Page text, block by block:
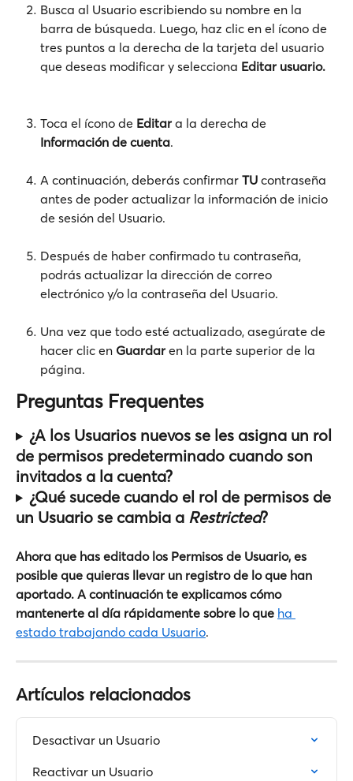
Busca al Usuario escribiendo su nombre en la
barra de búsqueda. Luego, haz clic en el ícono de
tres puntos a la derecha de la tarjeta del usuario
que deseas modificar y selecciona Editar usuario.
Toca el ícono de Editar a la derecha de
Información de cuenta.
A continuación, deberás confirmar TU contraseña
antes de poder actualizar la información de inicio
de sesión del Usuario.
Después de haber confirmado tu contraseña,
podrás actualizar la dirección de correo
electrónico y/o la contraseña del Usuario.
Una vez que todo esté actualizado, asegúrate de
hacer clic en Guardar en la parte superior de la
página.
Preguntas Frequentes
¿A los Usuarios nuevos se les asigna un rol
de permisos predeterminado cuando son
invitados a la cuenta?
¿Qué sucede cuando el rol de permisos de
un Usuario se cambia a Restricted?
Ahora que has editado los Permisos de Usuario, es
posible que quieras llevar un registro de lo que han
aportado. A continuación te explicamos cómo
mantenerte al día rápidamente sobre lo que ha
estado trabajando cada Usuario.
Artículos relacionados
Desactivar un Usuario
Reactivar un Usuario